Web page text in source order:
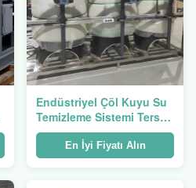
Endüstriyel Çöl Kuyu Su
Temizleme Sistemi Ters
Osmoz Saf Su Sistemi
En İyi Fiyatı Alın